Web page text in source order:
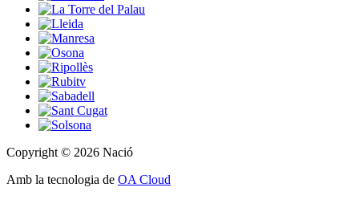
Copyright © 2026 Nació
Amb la tecnologia de OA Cloud